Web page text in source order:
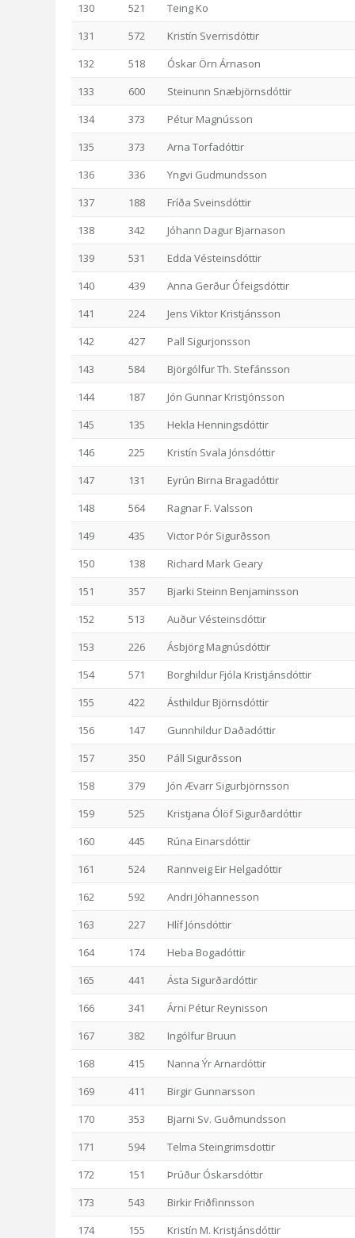
130
521
Teing Ko
131
572
Kristín Sverrisdóttir
132
518
Óskar Örn Árnason
133
600
Steinunn Snæbjörnsdóttir
134
373
Pétur Magnússon
135
373
Arna Torfadóttir
136
336
Yngvi Gudmundsson
137
188
Fríða Sveinsdóttir
138
342
Jóhann Dagur Bjarnason
139
531
Edda Vésteinsdóttir
140
439
Anna Gerður Ófeigsdóttir
141
224
Jens Viktor Kristjánsson
142
427
Pall Sigurjonsson
143
584
Björgólfur Th. Stefánsson
144
187
Jón Gunnar Kristjónsson
145
135
Hekla Henningsdóttir
146
225
Kristín Svala Jónsdóttir
147
131
Eyrún Birna Bragadóttir
148
564
Ragnar F. Valsson
149
435
Victor Þór Sigurðsson
150
138
Richard Mark Geary
151
357
Bjarki Steinn Benjaminsson
152
513
Auður Vésteinsdóttir
153
226
Ásbjörg Magnúsdóttir
154
571
Borghildur Fjóla Kristjánsdóttir
155
422
Ásthildur Björnsdóttir
156
147
Gunnhildur Daðadóttir
157
350
Páll Sigurðsson
158
379
Jón Ævarr Sigurbjörnsson
159
525
Kristjana Ólöf Sigurðardóttir
160
445
Rúna Einarsdóttir
161
524
Rannveig Eir Helgadóttir
162
592
Andri Jóhannesson
163
227
Hlíf Jónsdóttir
164
174
Heba Bogadóttir
165
441
Ásta Sigurðardóttir
166
341
Árni Pétur Reynisson
167
382
Ingólfur Bruun
168
415
Nanna Ýr Arnardóttir
169
411
Birgir Gunnarsson
170
353
Bjarni Sv. Guðmundsson
171
594
Telma Steingrimsdottir
172
151
Þrúður Óskarsdóttir
173
543
Birkir Friðfinnsson
174
155
Kristín M. Kristjánsdóttir